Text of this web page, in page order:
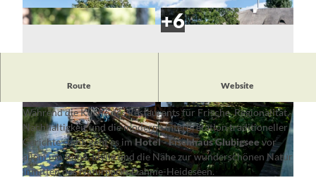
© Natalia Kepesz, Lizenz: Fischhaus Wendisch
Rietz
© Natalia Kepesz, Lizenz: Fischhaus Wendisch
Rietz
Route Website
Ursprünglich von einem Fischer gegründet, liegt das
Während die Küche des Restaurants für Frische, Regionalität,
Nachhaltigkeit und die moderne Interpretation traditioneller
Gerichte steht, geht es imHotel - Fischhaus Glubigseevor
allem um Ruhe, Idylle und die Nähe zur wunderschönen Natur
inmitten des Naturparks Dahme-Heideseen.